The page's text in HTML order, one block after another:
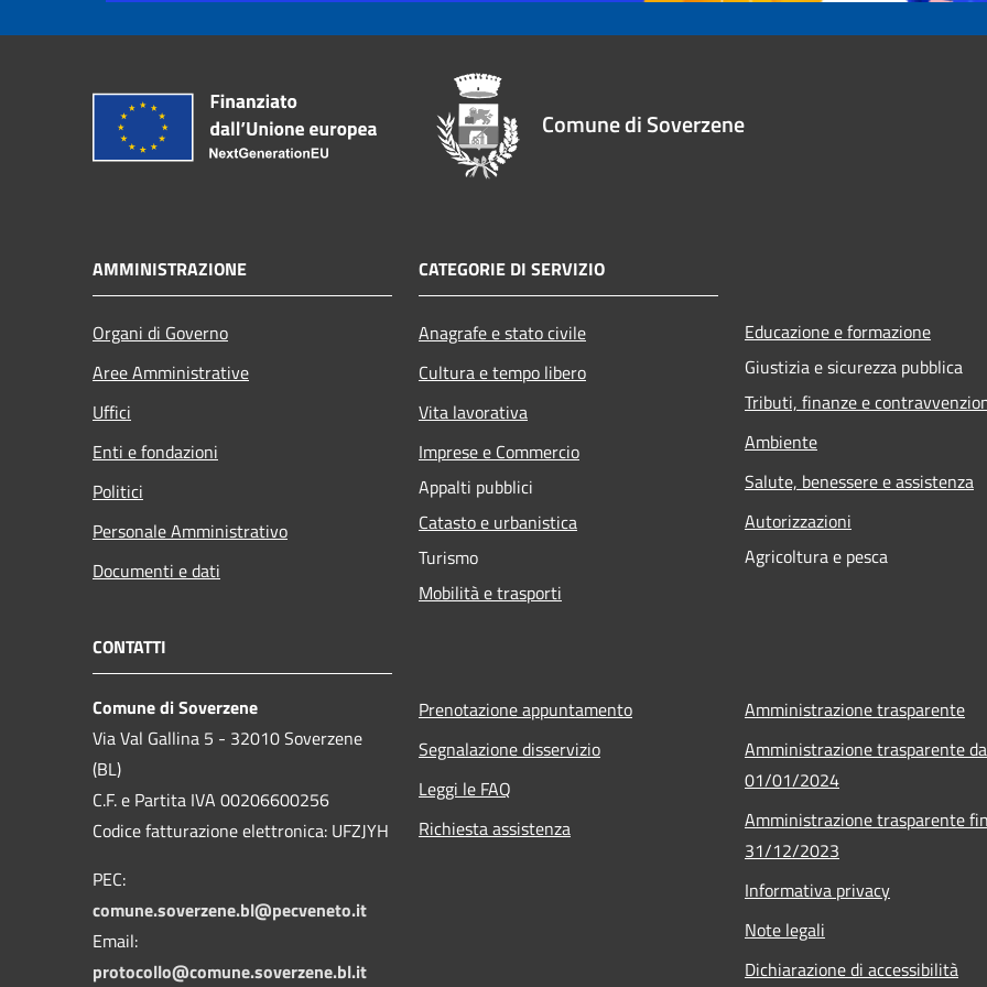
Comune di Soverzene
AMMINISTRAZIONE
Organi di Governo
Aree Amministrative
Uffici
Enti e fondazioni
Politici
Personale Amministrativo
Documenti e dati
CATEGORIE DI SERVIZIO
Anagrafe e stato civile
Cultura e tempo libero
Vita lavorativa
Imprese e Commercio
Appalti pubblici
Catasto e urbanistica
Turismo
Mobilità e trasporti
Educazione e formazione
Giustizia e sicurezza pubblica
Tributi, finanze e
Ambiente
Salute, benessere e assistenza
Autorizzazioni
Agricoltura e pesca
CONTATTI
Comune di Soverzene
Via Val Gallina 5 - 32010 Soverzene
(BL)
C.F. e Partita IVA 00206600256
Codice fatturazione elettronica: UFZJYH
PEC:
comune.soverzene.bl@pecveneto.it
Email:
protocollo@comune.soverzene.bl.it
Prenotazione appuntamento
Segnalazione disservizio
Leggi le FAQ
Richiesta assistenza
Amministrazione trasparente
Amministrazione trasparente
01/01/2024
Amministrazione trasparente
31/12/2023
Informativa privacy
Note legali
Dichiarazione di accessibilità